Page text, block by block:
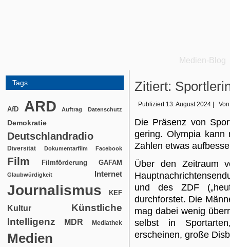
Medien-Blog
Tags
AfD ARD Auftrag Datenschutz
Demokratie
Deutschlandradio
Diversität Dokumentarfilm Facebook
Film Filmförderung GAFAM
Glaubwürdigkeit Internet
Journalismus KEF
Kultur
Künstliche
Intelligenz
MDR Mediathek
Medien
Zitiert:
Publiziert 13. August 2024 Von
Die Präsenz von
gering. Olympia kann
Zahlen etwas
Über den Zeitraum
und des ZDF
durchforstet. Die
mag dabei wenig
selbst in
erscheinen, große